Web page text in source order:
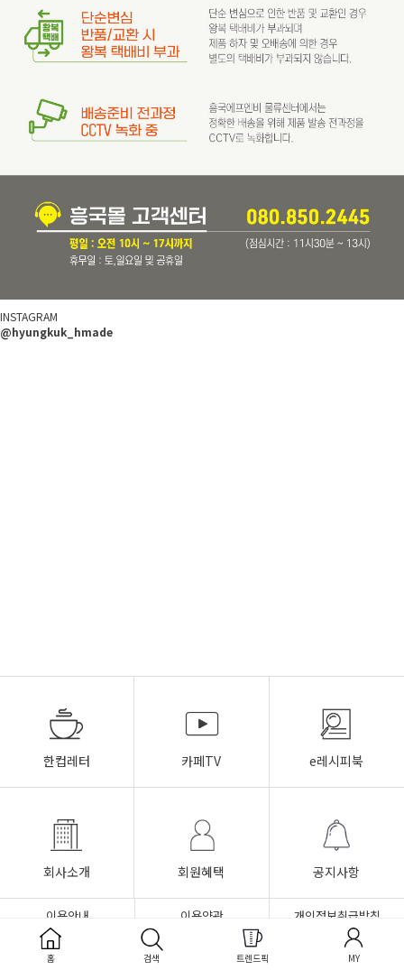
INSTAGRAM
@hyungkuk_hmade
한컵레터 카페TV e레시피북
회사소개 회원혜택 공지사항
이용안내 이용약관
개인정보취급방침
FAQ
1:1문의
홈 검색 트렌드픽 MY